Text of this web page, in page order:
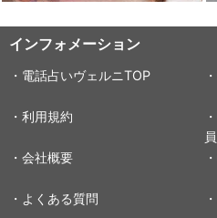
インフォメーション
・電話占いヴェルニTOP
・利用規約
・会社概要
・よくある質問